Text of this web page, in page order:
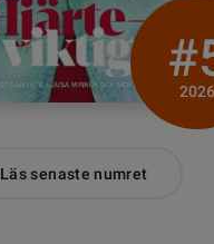
2026
Läs senaste numret